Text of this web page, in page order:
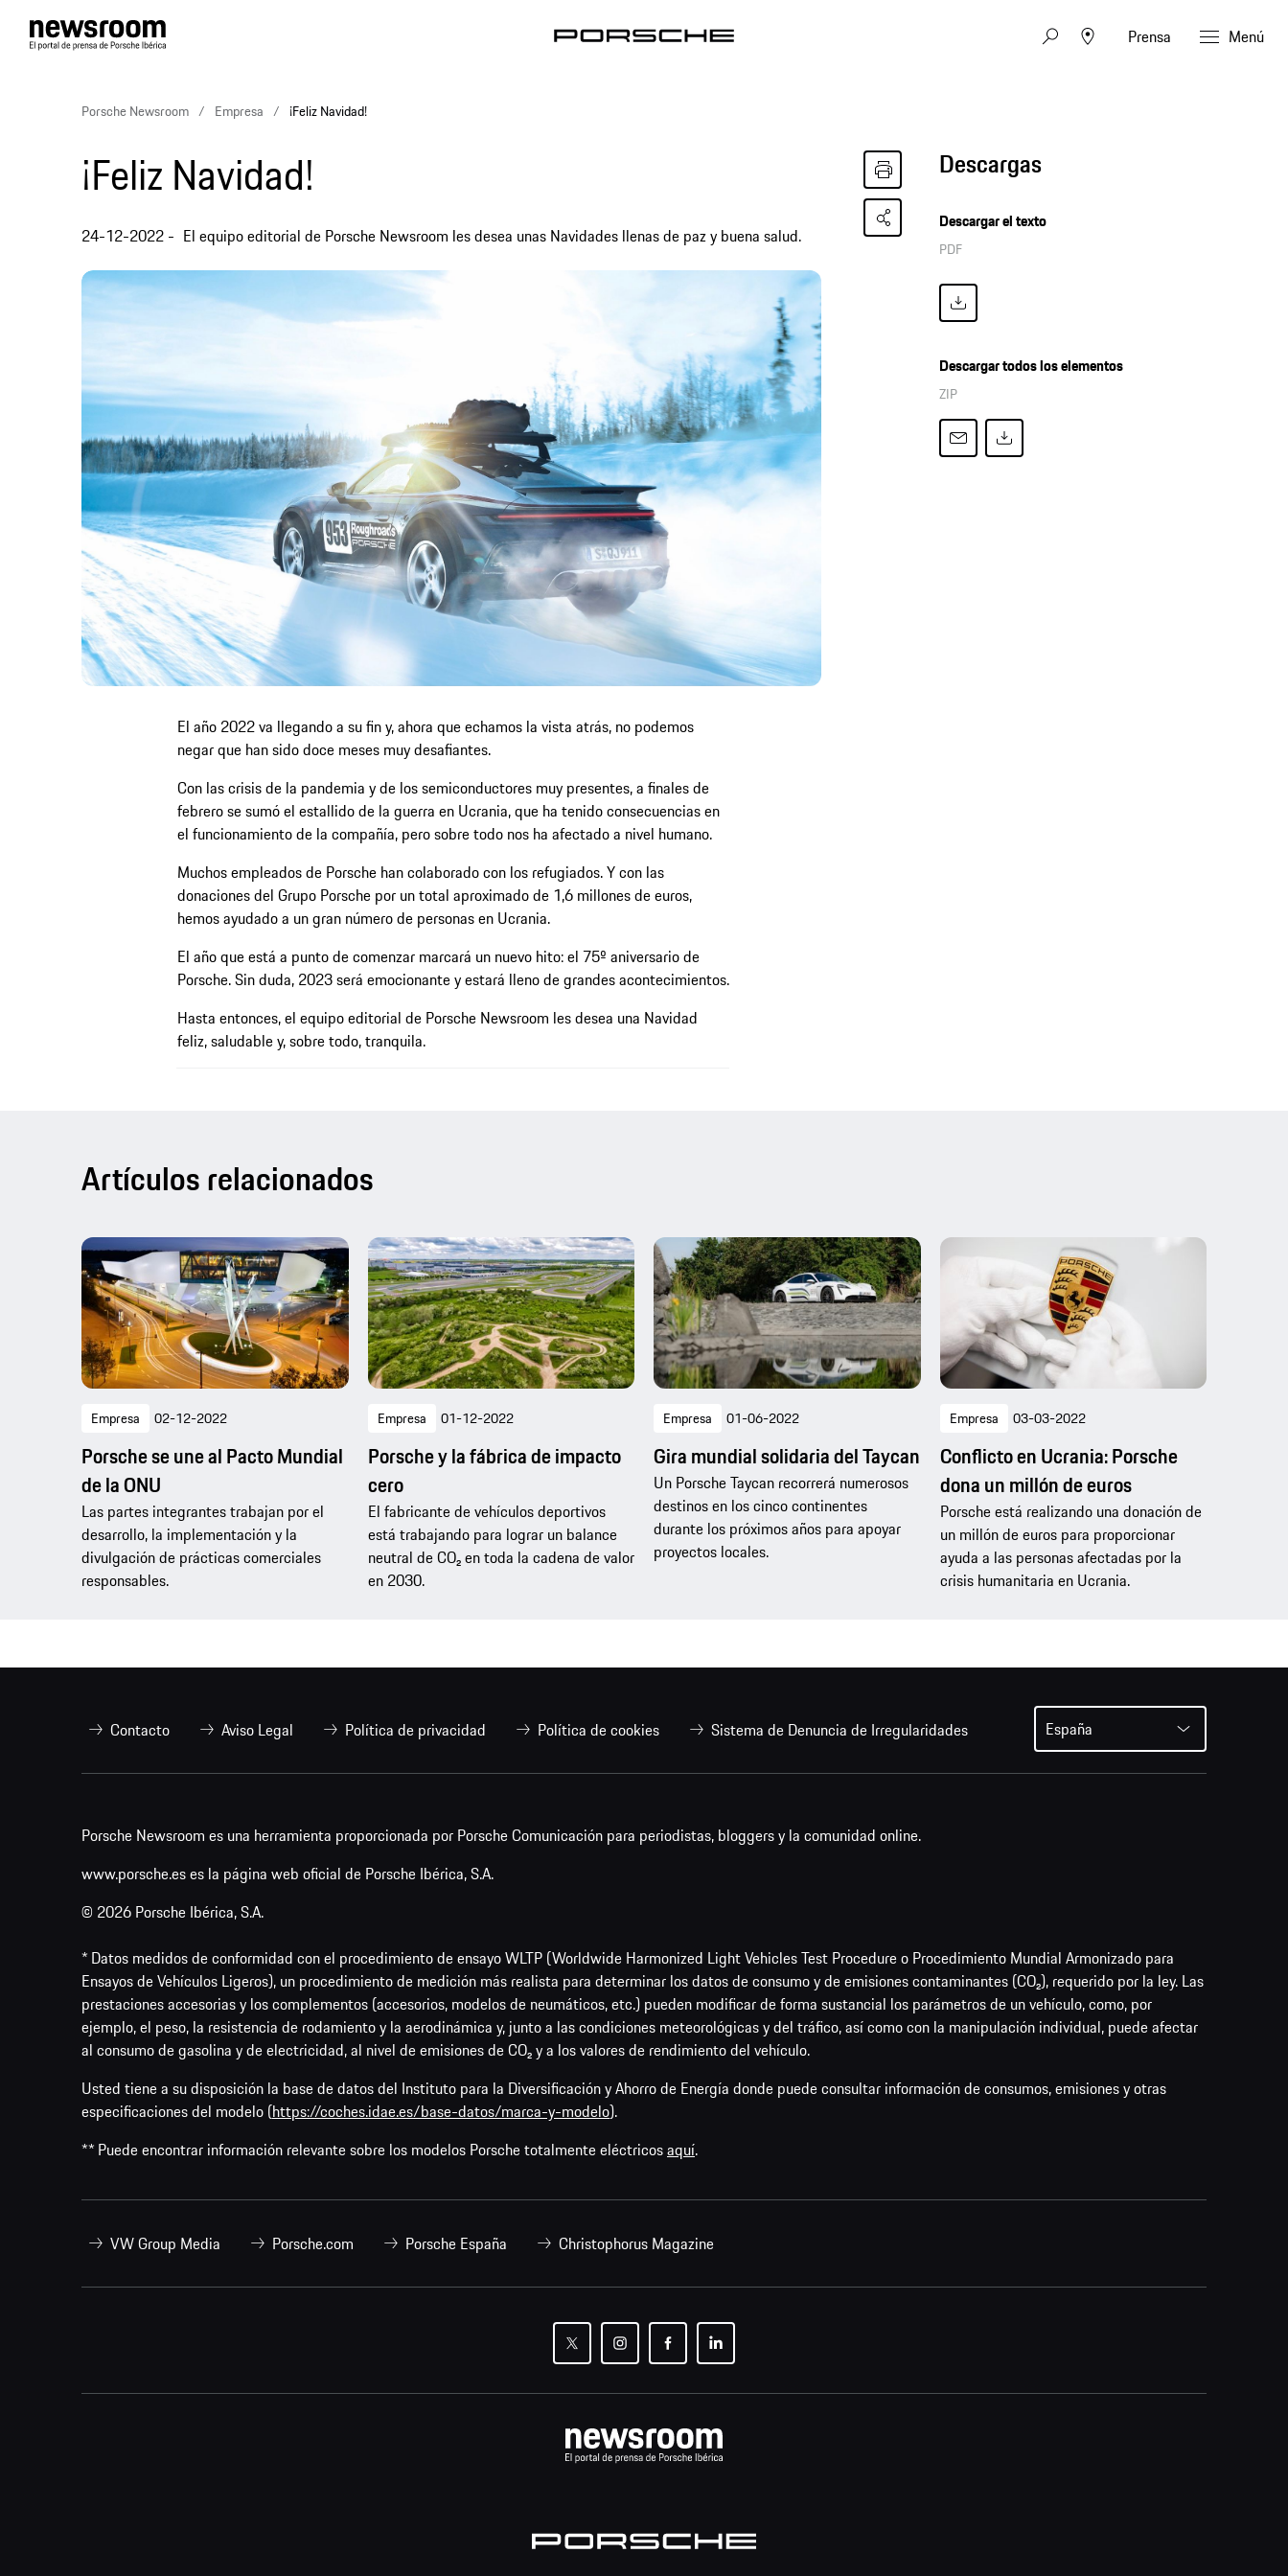
Prensa Menú
Porsche Newsroom Empresa ¡Feliz Navidad!
¡Feliz Navidad!
24-12-2022 El equipo editorial de Porsche Newsroom les desea unas Navidades llenas de paz y buena salud.
El año 2022 va llegando a su fin y, ahora que echamos la vista atrás, no podemos
negar que han sido doce meses muy desafiantes.
Con las crisis de la pandemia y de los semiconductores muy presentes, a finales de
febrero se sumó el estallido de la guerra en Ucrania, que ha tenido consecuencias en
el funcionamiento de la compañía, pero sobre todo nos ha afectado a nivel humano.
Muchos empleados de Porsche han colaborado con los refugiados. Y con las
donaciones del Grupo Porsche por un total aproximado de 1,6 millones de euros,
hemos ayudado a un gran número de personas en Ucrania.
El año que está a punto de comenzar marcará un nuevo hito: el 75º aniversario de
Porsche. Sin duda, 2023 será emocionante y estará lleno de grandes acontecimientos.
Hasta entonces, el equipo editorial de Porsche Newsroom les desea una Navidad
feliz, saludable y, sobre todo, tranquila.
Descargas
Descargar el texto
PDF
Descargar todos los elementos
ZIP
Artículos relacionados
Empresa 02-12-2022
Porsche se une al Pacto Mundial
de la ONU
Las partes integrantes trabajan por el
desarrollo, la implementación y la
divulgación de prácticas comerciales
responsables.
Empresa 01-12-2022
Porsche y la fábrica de impacto
cero
El fabricante de vehículos deportivos
está trabajando para lograr un balance
neutral de CO₂ en toda la cadena de valor
en 2030.
Empresa 01-06-2022
Gira mundial solidaria del Taycan
Un Porsche Taycan recorrerá numerosos
destinos en los cinco continentes
durante los próximos años para apoyar
proyectos locales.
Empresa 03-03-2022
Conflicto en Ucrania: Porsche
dona un millón de euros
Porsche está realizando una donación de
un millón de euros para proporcionar
ayuda a las personas afectadas por la
crisis humanitaria en Ucrania.
Contacto Aviso Legal Política de privacidad Política de cookies Sistema de Denuncia de Irregularidades España
Porsche Newsroom es una herramienta proporcionada por Porsche Comunicación para periodistas, bloggers y la comunidad online.
www.porsche.es es la página web oficial de Porsche Ibérica, S.A.
© 2026 Porsche Ibérica, S.A.
* Datos medidos de conformidad con el procedimiento de ensayo WLTP (Worldwide Harmonized Light Vehicles Test Procedure o Procedimiento Mundial Armonizado para
Ensayos de Vehículos Ligeros), un procedimiento de medición más realista para determinar los datos de consumo y de emisiones contaminantes (CO₂), requerido por la ley. Las
prestaciones accesorias y los complementos (accesorios, modelos de neumáticos, etc.) pueden modificar de forma sustancial los parámetros de un vehículo, como, por
ejemplo, el peso, la resistencia de rodamiento y la aerodinámica y, junto a las condiciones meteorológicas y del tráfico, así como con la manipulación individual, puede afectar
al consumo de gasolina y de electricidad, al nivel de emisiones de CO₂ y a los valores de rendimiento del vehículo.
Usted tiene a su disposición la base de datos del Instituto para la Diversificación y Ahorro de Energía donde puede consultar información de consumos, emisiones y otras
especificaciones del modelo (https://coches.idae.es/base-datos/marca-y-modelo).
** Puede encontrar información relevante sobre los modelos Porsche totalmente eléctricosaquí.
VW Group Media Porsche.com Porsche España Christophorus Magazine